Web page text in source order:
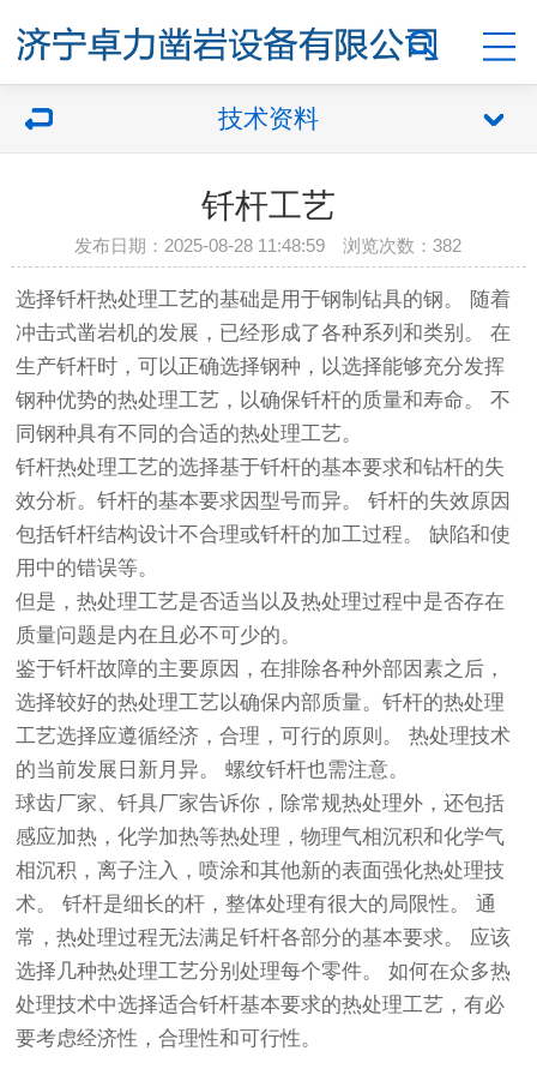
技术资料
钎杆工艺
发布日期：2025-08-28 11:48:59 浏览次数：382
选择钎杆热处理工艺的基础是用于钢制钻具的钢。 随着
冲击式凿岩机的发展，已经形成了各种系列和类别。 在
生产钎杆时，可以正确选择钢种，以选择能够充分发挥
钢种优势的热处理工艺，以确保钎杆的质量和寿命。 不
同钢种具有不同的合适的热处理工艺。
钎杆热处理工艺的选择基于钎杆的基本要求和钻杆的失
效分析。钎杆的基本要求因型号而异。 钎杆的失效原因
包括钎杆结构设计不合理或钎杆的加工过程。 缺陷和使
用中的错误等。
但是，热处理工艺是否适当以及热处理过程中是否存在
质量问题是内在且必不可少的。
鉴于钎杆故障的主要原因，在排除各种外部因素之后，
选择较好的热处理工艺以确保内部质量。钎杆的热处理
工艺选择应遵循经济，合理，可行的原则。 热处理技术
的当前发展日新月异。 螺纹钎杆也需注意。
球齿厂家、钎具厂家告诉你，除常规热处理外，还包括
感应加热，化学加热等热处理，物理气相沉积和化学气
相沉积，离子注入，喷涂和其他新的表面强化热处理技
术。 钎杆是细长的杆，整体处理有很大的局限性。 通
常，热处理过程无法满足钎杆各部分的基本要求。 应该
选择几种热处理工艺分别处理每个零件。 如何在众多热
处理技术中选择适合钎杆基本要求的热处理工艺，有必
要考虑经济性，合理性和可行性。